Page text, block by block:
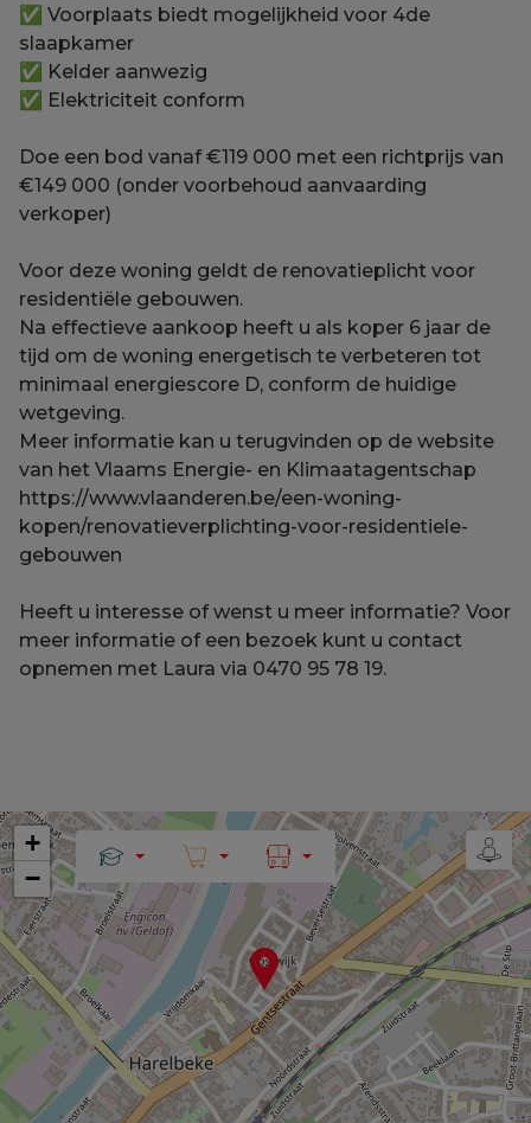
✅ Voorplaats biedt mogelijkheid voor 4de
slaapkamer
✅ Kelder aanwezig
✅ Elektriciteit conform
Doe een bod vanaf €119 000 met een richtprijs van
€149 000 (onder voorbehoud aanvaarding
verkoper)
Voor deze woning geldt de renovatieplicht voor
residentiële gebouwen.
Na effectieve aankoop heeft u als koper 6 jaar de
tijd om de woning energetisch te verbeteren tot
minimaal energiescore D, conform de huidige
wetgeving.
Meer informatie kan u terugvinden op de website
van het Vlaams Energie- en Klimaatagentschap
https://www.vlaanderen.be/een-woning-
kopen/renovatieverplichting-voor-residentiele-
gebouwen
Heeft u interesse of wenst u meer informatie? Voor
meer informatie of een bezoek kunt u contact
opnemen met Laura via 0470 95 78 19.
+
−